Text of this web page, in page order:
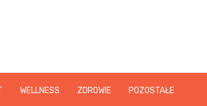
WELLNESS ZDROWIE POZOSTAŁE